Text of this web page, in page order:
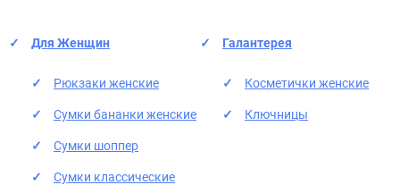
Для Женщин
Рюкзаки женские
Сумки бананки женские
Сумки шоппер
Сумки классические
Галантерея
Косметички женские
Ключницы